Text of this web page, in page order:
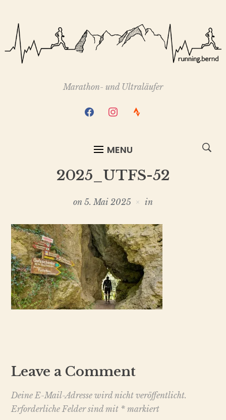
Marathon- und Ultraläufer
facebookinstagram
strava
MENU
2025_UTFS-52
on 5. Mai 2025 in
Leave a Comment
Deine E-Mail-Adresse wird nicht veröffentlicht.
Erforderliche Felder sind mit *markiert